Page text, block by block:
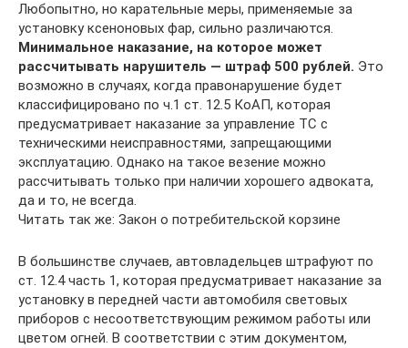
Любопытно, но карательные меры, применяемые за
установку ксеноновых фар, сильно различаются.
Минимальное наказание, на которое может
рассчитывать нарушитель — штраф 500 рублей. Это
возможно в случаях, когда правонарушение будет
классифицировано по ч.1 ст. 12.5 КоАП, которая
предусматривает наказание за управление ТС с
техническими неисправностями, запрещающими
эксплуатацию. Однако на такое везение можно
рассчитывать только при наличии хорошего адвоката,
да и то, не всегда.
Читать так же: Закон о потребительской корзине
В большинстве случаев, автовладельцев штрафуют по
ст. 12.4 часть 1, которая предусматривает наказание за
установку в передней части автомобиля световых
приборов с несоответствующим режимом работы или
цветом огней. В соответствии с этим документом,